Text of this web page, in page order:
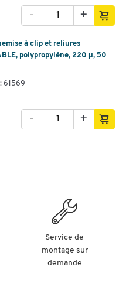
+
-
à clip et reliures
polypropylène, 220 μ, 50
61569
+
-
Service de
montage sur
demande